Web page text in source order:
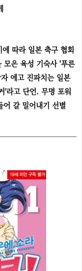
따라 일본 축구 협회
모은 육성 기숙사 '푸른
에고 진파치는 일본
'라고 단언. 무명 포워
어 갈 밀어내기 선별